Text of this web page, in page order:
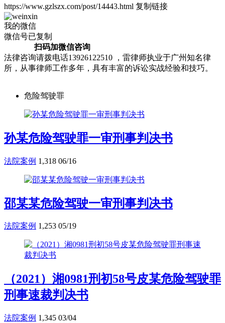
https://www.gzlszx.com/post/14443.html 复制链接
我的微信
微信号已复制
扫码加微信咨询
法律咨询请拨电话13926122510 ，雷律师执业于广州知名律
所，从事律师工作多年，具有丰富的诉讼实战经验和技巧。
危险驾驶罪
孙某危险驾驶罪一审刑事判决书
法院案例 1,318 06/16
邵某某危险驾驶一审刑事判决书
法院案例 1,253 05/19
（2021）湘0981刑初58号皮某危险驾驶罪
刑事速裁判决书
法院案例 1,345 03/04